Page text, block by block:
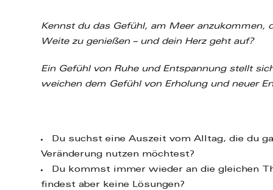
Kennst du das Gefühl, am Meer anzukommen,
Weite zu genießen – und dein Herz geht auf?
Ein Gefühl von Ruhe und Entspannung stellt
weichen dem Gefühl von Erholung und neuer
Du suchst eine Auszeit vom Alltag, die du
Veränderung nutzen möchtest?
Du kommst immer wieder an die gleichen
findest aber keine Lösungen?